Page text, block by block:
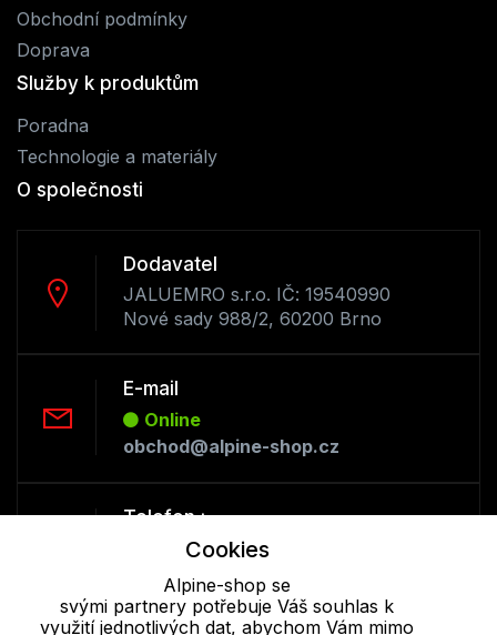
Obchodní podmínky
Doprava
Služby k produktům
Poradna
Technologie a materiály
O společnosti
Dodavatel
JALUEMRO s.r.o. IČ: 19540990
Nové sady 988/2, 60200 Brno
E-mail
Online
obchod@alpine-shop.cz
Telefon :
OfflineCookies
Alpine-shop se
svými partnery potřebuje Váš souhlas k
využití jednotlivých dat, abychom Vám mimo